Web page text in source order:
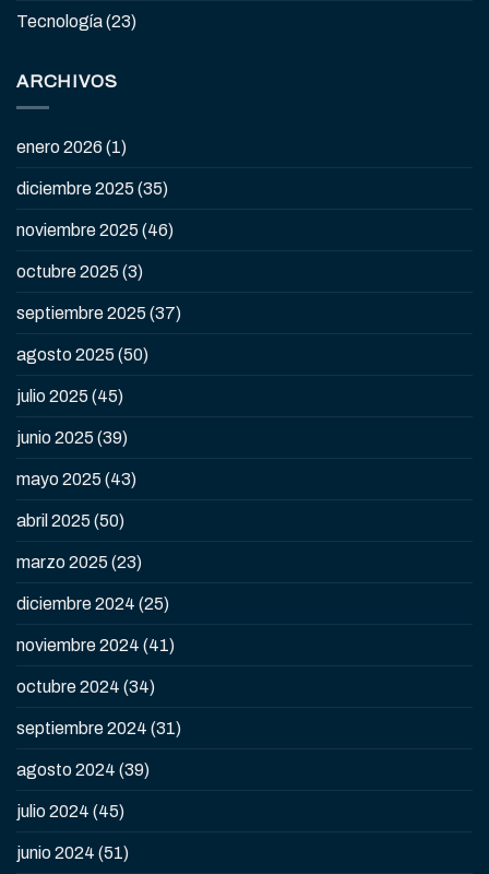
Tecnología(23)
ARCHIVOS
enero 2026 (1)
diciembre 2025 (35)
noviembre 2025 (46)
octubre 2025 (3)
septiembre 2025 (37)
agosto 2025 (50)
julio 2025 (45)
junio 2025 (39)
mayo 2025 (43)
abril 2025 (50)
marzo 2025 (23)
diciembre 2024 (25)
noviembre 2024 (41)
octubre 2024 (34)
septiembre 2024 (31)
agosto 2024 (39)
julio 2024 (45)
junio 2024 (51)